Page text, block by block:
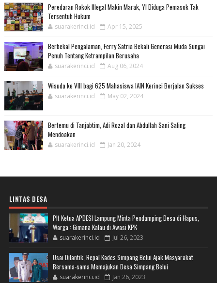
Peredaran Rokok Illegal Makin Marak, YI Diduga Pemasok Tak
Tersentuh Hukum
suarakerinci.id Apr 15, 2025
Berbekal Pengalaman, Ferry Satria Bekali Generasi Muda Sungai
Penuh Tentang Ketrampilan Berusaha
suarakerinci.id Aug 06, 2024
Wisuda ke VIII bagi 625 Mahasiswa IAIN Kerinci Berjalan Sukses
suarakerinci.id May 02, 2024
Bertemu di Tanjabtim, Adi Rozal dan Abdullah Sani Saling
Mendoakan
suarakerinci.id Jan 20, 2024
LINTAS DESA
Plt Ketua APDESI Lampung Minta Pendamping Desa di Hapus,
Warga : Gimana Kalau di Awasi KPK
suarakerinci.id Jul 26, 2023
Usai Dilantik, Repal Kades Simpang Belui Ajak Masyarakat
Bersama-sama Memajukan Desa Simpang Belui
suarakerinci.id Jan 26, 2023